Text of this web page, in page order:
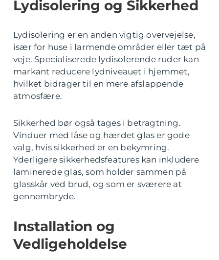
Lydisolering og Sikkerhed
Lydisolering er en anden vigtig overvejelse,
især for huse i larmende områder eller tæt på
veje. Specialiserede lydisolerende ruder kan
markant reducere lydniveauet i hjemmet,
hvilket bidrager til en mere afslappende
atmosfære.
Sikkerhed bør også tages i betragtning.
Vinduer med låse og hærdet glas er gode
valg, hvis sikkerhed er en bekymring.
Yderligere sikkerhedsfeatures kan inkludere
laminerede glas, som holder sammen på
glasskår ved brud, og som er sværere at
gennembryde.
Installation og
Vedligeholdelse